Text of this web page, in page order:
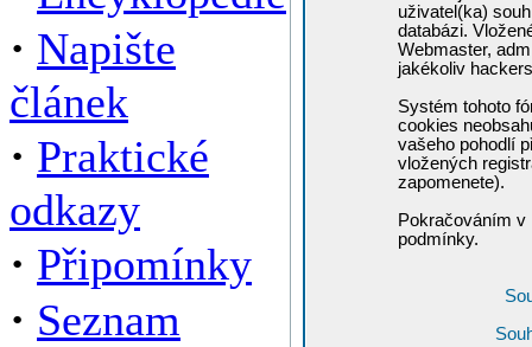
· Napište
článek
· Praktické
odkazy
· Připomínky
· Seznam
uživatel(ka)
databázi.
Webmaster,
jakékoliv
Systém tohoto
cookies
vašeho pohodlí
vložených
zapomenete).
Pokračováním v
podmínky.